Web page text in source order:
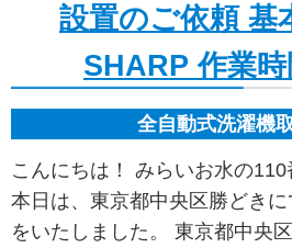
設置のご依頼 基
SHARP 作業
全自動式洗濯機
こんにちは！ みらいお水の110
本日は、東京都中央区勝どき
をいたしました。 東京都中央